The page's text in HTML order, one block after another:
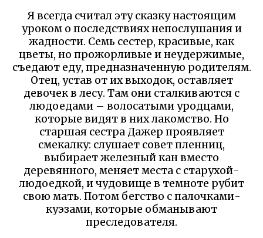
Я всегда считал эту сказку настоящим
уроком о последствиях непослушания и
жадности. Семь сестер, красивые, как
цветы, но прожорливые и неудержимые,
съедают еду, предназначенную родителям.
Отец, устав от их выходок, оставляет
девочек в лесу. Там они сталкиваются с
людоедами – волосатыми уродцами,
которые видят в них лакомство. Но
старшая сестра Дажер проявляет
смекалку: слушает совет пленниц,
выбирает железный кан вместо
деревянного, меняет места с старухой-
людоедкой, и чудовище в темноте рубит
свою мать. Потом бегство с палочками-
куэзами, которые обманывают
преследователя.